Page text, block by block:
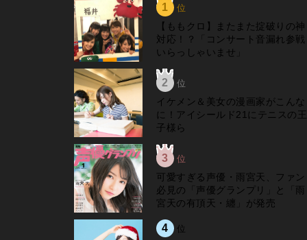
1 位
【ももクロ】またまた掟破りの神
対応！？「コンサート音漏れ参戦
いらっしゃいませ」
2 位
イケメン＆美女の漫画家がこんな
に！アイシールド21にテニスの王
子様ら
3 位
可愛すぎる声優・雨宮天、ファン
必見の「声優グランプリ」と「雨
宮天の有頂天・纏」が発売
4 位